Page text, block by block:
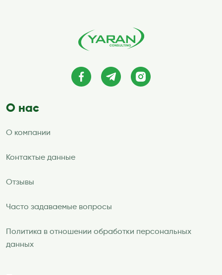
О нас
О компании
Контактые данные
Отзывы
Часто задаваемые вопросы
Политика в отношении обработки персональных
данных